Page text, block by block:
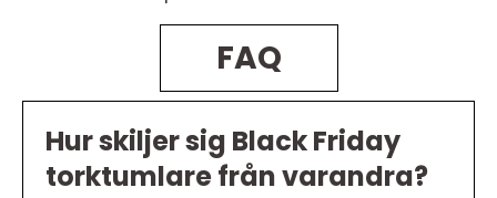
FAQ
Hur skiljer sig Black Friday
torktumlare från varandra?